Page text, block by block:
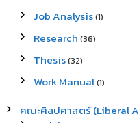
Job Analysis(1)
Research (36)
Thesis(32)
Work Manual(1)
คณะศิลปศาสตร์ (Liberal